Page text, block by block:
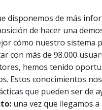
disponemos de más
de hacer una
cómo nuestro sistema
con más de 98.000
hemos tenido
Estos conocimientos
que pueden ser de
una vez que llegamos